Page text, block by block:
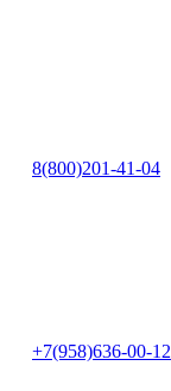
8(800)201-41-04
+7(958)636-00-12